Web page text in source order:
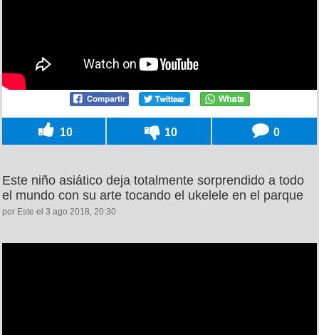
10 10 0
Este niño asiático deja totalmente sorprendido a todo
el mundo con su arte tocando el ukelele en el parque
por Este el 3 ago 2018, 20:30